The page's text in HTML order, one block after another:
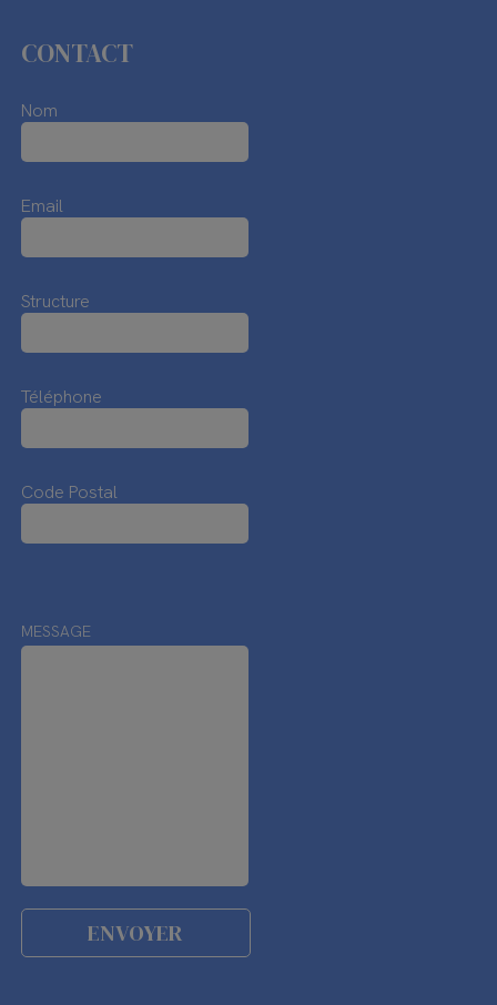
CONTACT
Nom
Email
Structure
Téléphone
Code Postal
MESSAGE